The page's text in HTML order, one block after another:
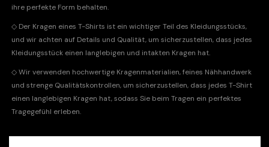
ihre perfekte Form behalten.
◇ Der Kragen eines T-Shirts ist ein wichtiger Teil des Kleidungsstücks,
und wir achten auf Details und Qualität, um sicherzustellen, dass jedes
Kleidungsstück einen langlebigen und intakten Kragen hat.
◇ Wir verwenden hochwertige Kragenmaterialien, feines Nähhandwerk
und strenge Qualitätskontrollen, um sicherzustellen, dass jedes T-Shirt
einen langlebigen Kragen hat, sodass Sie beim Tragen ein perfektes
Tragegefühl erleben.